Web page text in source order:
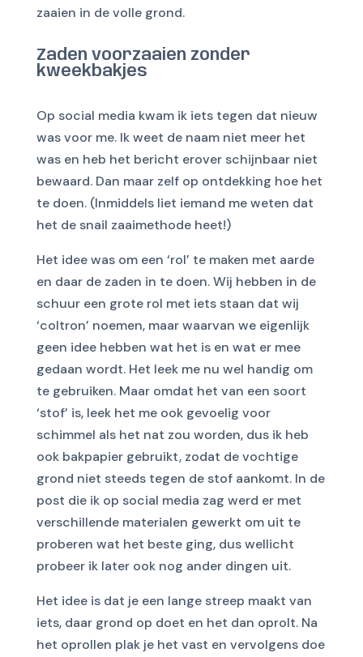
zaaien in de volle grond.
Zaden voorzaaien zonder
kweekbakjes
Op social media kwam ik iets tegen dat nieuw
was voor me. Ik weet de naam niet meer het
was en heb het bericht erover schijnbaar niet
bewaard. Dan maar zelf op ontdekking hoe het
te doen. (Inmiddels liet iemand me weten dat
het de snail zaaimethode heet!)
Het idee was om een ‘rol’ te maken met aarde
en daar de zaden in te doen. Wij hebben in de
schuur een grote rol met iets staan dat wij
‘coltron’ noemen, maar waarvan we eigenlijk
geen idee hebben wat het is en wat er mee
gedaan wordt. Het leek me nu wel handig om
te gebruiken. Maar omdat het van een soort
‘stof’ is, leek het me ook gevoelig voor
schimmel als het nat zou worden, dus ik heb
ook bakpapier gebruikt, zodat de vochtige
grond niet steeds tegen de stof aankomt. In de
post die ik op social media zag werd er met
verschillende materialen gewerkt om uit te
proberen wat het beste ging, dus wellicht
probeer ik later ook nog ander dingen uit.
Het idee is dat je een lange streep maakt van
iets, daar grond op doet en het dan oprolt. Na
het oprollen plak je het vast en vervolgens doe